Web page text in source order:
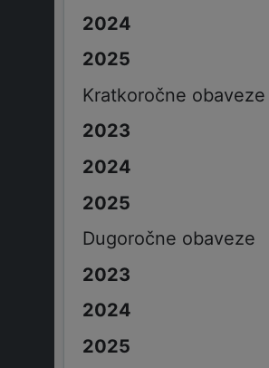
Kratkoročne obaveze
Dugoročne obaveze